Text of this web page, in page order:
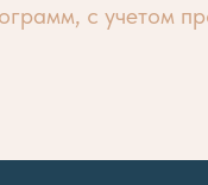
с учетом